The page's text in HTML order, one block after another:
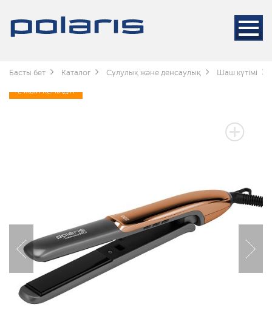
Басты бет Каталог Сұлулық және денсаулық Шаш күтімі
2 ЖЫЛ КЕПІЛДІК